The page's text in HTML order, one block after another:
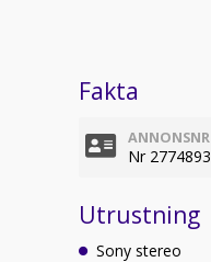
Fakta
ANNONSNR
Nr 2774893
Utrustning
Sony stereo